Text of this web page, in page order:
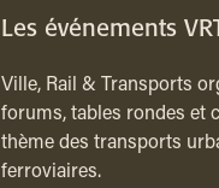
Les événements
Ville, Rail & Transports
forums, tables rondes et
thème des transports
ferroviaires.